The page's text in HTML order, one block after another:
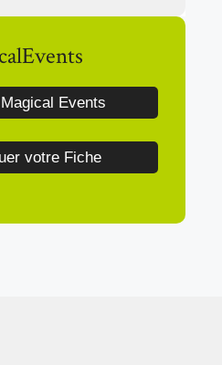
Events
votre Fiche